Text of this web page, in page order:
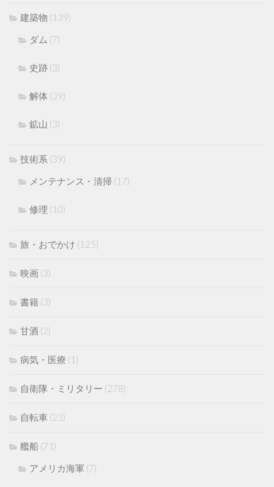
建築物 (139)
ダム (7)
史跡 (3)
解体 (39)
鉱山 (3)
技術系 (39)
メンテナンス・清掃 (17)
修理 (10)
旅・おでかけ (125)
映画 (3)
書籍 (3)
甘酒 (2)
病気・医療 (1)
自衛隊・ミリタリー (278)
自転車 (23)
艦船 (71)
アメリカ海軍 (7)